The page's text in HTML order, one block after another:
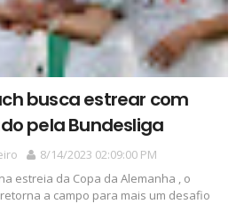
busca estrear com
pela Bundesliga
8/14/2023 02:09:00 PM
estreia da Copa da Alemanha , o
a campo para mais um desafio